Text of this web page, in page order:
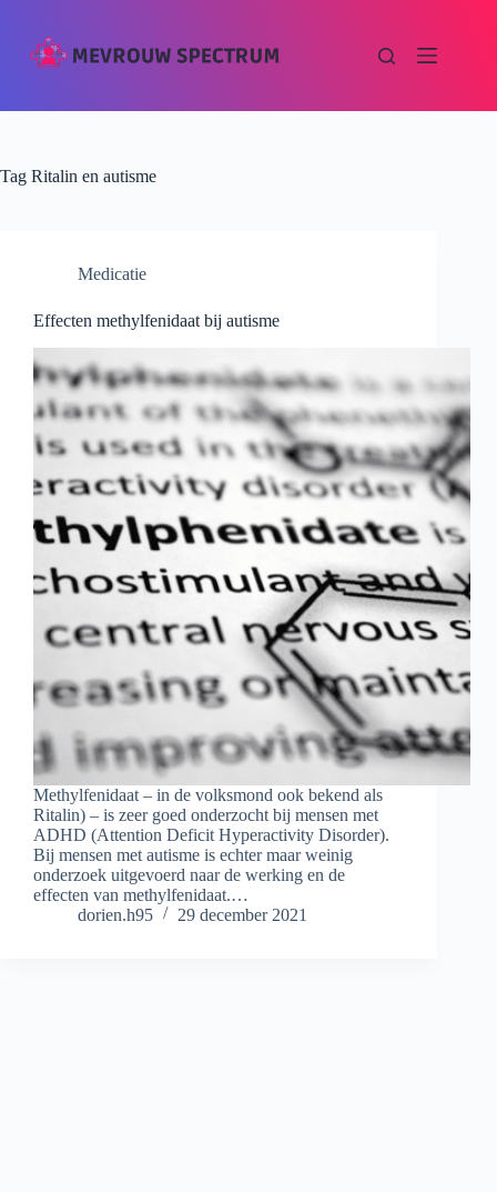
Tag Ritalin en autisme
Medicatie
Effecten methylfenidaat bij autisme
Methylfenidaat – in de volksmond ook bekend als
Ritalin) – is zeer goed onderzocht bij mensen met
ADHD (Attention Deficit Hyperactivity Disorder).
Bij mensen met autisme is echter maar weinig
onderzoek uitgevoerd naar de werking en de
effecten van methylfenidaat.…
dorien.h95
29 december 2021